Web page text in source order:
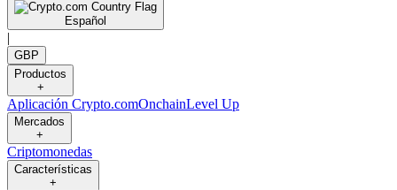
Español
|
GBP
Productos
+
Aplicación Crypto.comOnchainLevel Up
Mercados
+
Criptomonedas
Características
+